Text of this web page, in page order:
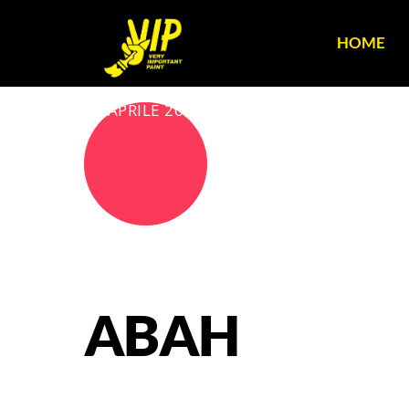
HOME
18 APRILE 2018
ABAH